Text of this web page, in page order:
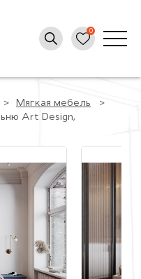
Мягкая мебель
Art Design,